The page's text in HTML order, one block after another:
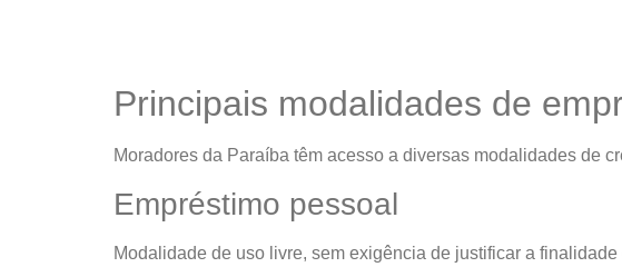
Principais modalidades de
Moradores da Paraíba têm acesso a diversas modalidades de
Empréstimo pessoal
Modalidade de uso livre, sem exigência de justificar a